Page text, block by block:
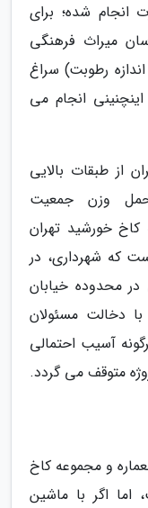
انجام شده؛ برای
میراث فرهنگی
رطوبت) سراغ
انجام می
از طبقات بالایی
وزن جمعیت
خورشید تهران
که شهرداری، در
در محدوده خیابان
دخالت مسئولان
آسیب احتمالی
متوقف می گردد.
و مجموعه کاخ
خط 1 مترو است، اما اگر با ماشین